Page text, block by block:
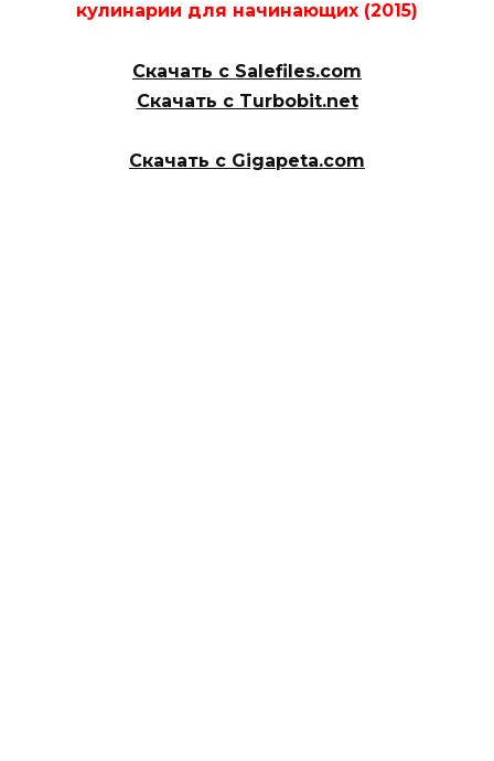
кулинарии для начинающих (2015)
Скачать с Salefiles.com
Скачать с Turbobit.net
Скачать с Gigapeta.com